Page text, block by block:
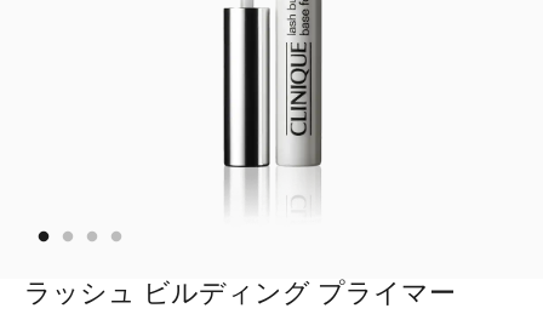
ラッシュ ビルディング プライマー